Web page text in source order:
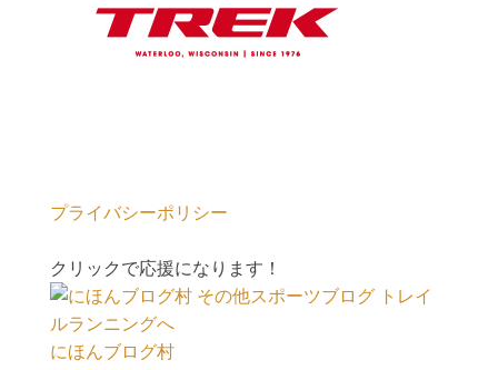
プライバシーポリシー
クリックで応援になります！
にほんブログ村